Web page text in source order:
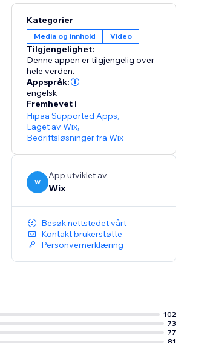
Kategorier
Media og innhold Video
Tilgjengelighet:
Denne appen er tilgjengelig over
hele verden.
Appspråk:
engelsk
Fremhevet i
Hipaa Supported Apps,
Laget av Wix,
Bedriftsløsninger fra Wix
W
App utviklet av
Wix
Besøk nettstedet vårt
Kontakt brukerstøtte
Personvernerklæring
102
73
77